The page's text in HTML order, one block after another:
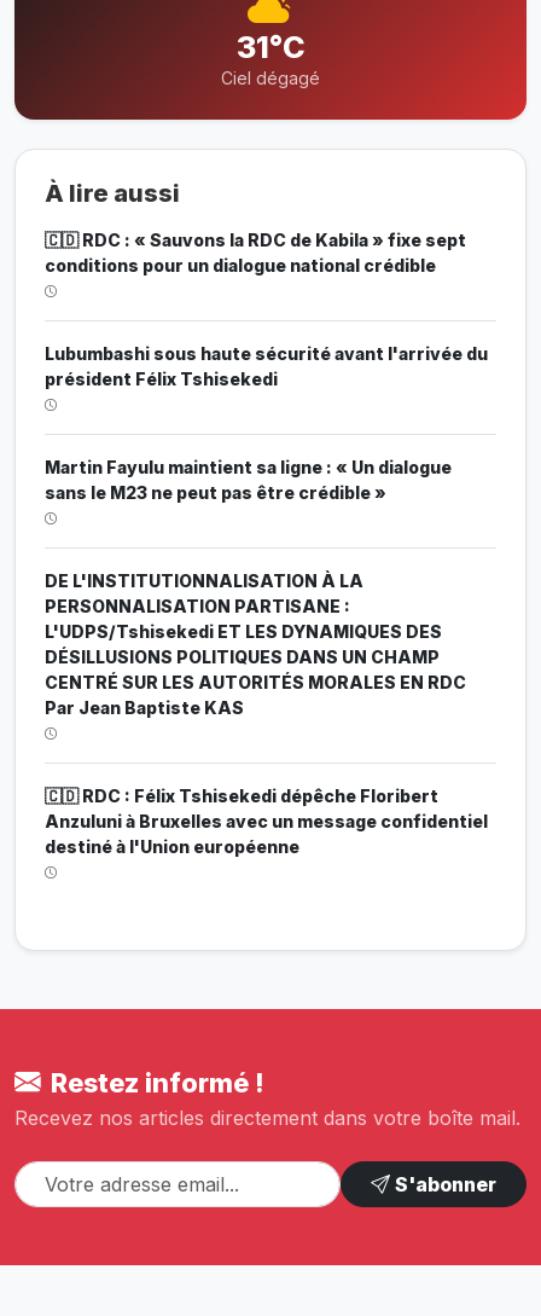
31°C
Ciel dégagé
À lire aussi
🇨🇩 RDC : « Sauvons la RDC de Kabila » fixe sept
conditions pour un dialogue national crédible
Lubumbashi sous haute sécurité avant l'arrivée du
président Félix Tshisekedi
Martin Fayulu maintient sa ligne : « Un dialogue
sans le M23 ne peut pas être crédible »
DE L'INSTITUTIONNALISATION À LA
PERSONNALISATION PARTISANE :
L'UDPS/Tshisekedi ET LES DYNAMIQUES DES
DÉSILLUSIONS POLITIQUES DANS UN CHAMP
CENTRÉ SUR LES AUTORITÉS MORALES EN RDC
Par Jean Baptiste KAS
🇨🇩 RDC : Félix Tshisekedi dépêche Floribert
Anzuluni à Bruxelles avec un message confidentiel
destiné à l'Union européenne
Restez informé !
Recevez nos articles directement dans votre boîte mail.
S'abonner